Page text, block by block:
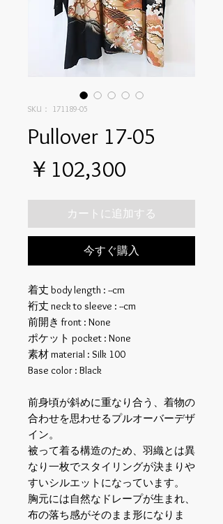
SKU： 171189-05
Pullover 17-05
￥102,300
格
カートに追加する
今すぐ購入
着丈 body length : --cm
裄丈 neck to sleeve : --cm
前開き front : None
ポケット pocket : None
素材 material : Silk 100
Base color : Black
前身頃が斜めに重なり合う、着物の
合わせを思わせるプルオーバーデザ
イン。
被って着る構造のため、羽織とは異
なり一枚でスタイリングが決まりや
すいシルエットになっています。
胸元には自然なドレープが生まれ、
布の落ち感がそのまま形になりま